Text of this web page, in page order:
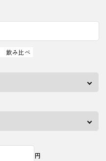
飲み比べ
円